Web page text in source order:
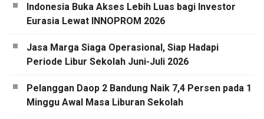
Indonesia Buka Akses Lebih Luas bagi Investor
Eurasia Lewat INNOPROM 2026
Jasa Marga Siaga Operasional, Siap Hadapi
Periode Libur Sekolah Juni-Juli 2026
Pelanggan Daop 2 Bandung Naik 7,4 Persen pada 1
Minggu Awal Masa Liburan Sekolah